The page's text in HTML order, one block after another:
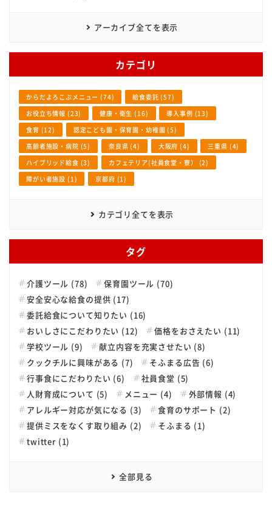
アーカイブ全てを表示
カテゴリ
からだよろこぶメニュー (74)
給食委託 (57)
お役立ち情報 (23)
健康・衛生 (16)
導入事例 (13)
食育 (12)
認定こども園・保育園・幼稚園 (5)
高齢者施設・病院 (5)
奈良県 (4) 大阪府 (4)
三重県 (4)
ハイブリッド給食 (3)
カフェテリア(社員食堂・寮） (2)
障がい者施設 (1)
京都府 (1)
カテゴリ全てを表示
タグ
介護ツール (78)
保育園ツール (70)
安全安心な給食の提供 (17)
委託給食について知りたい (16)
おいしさにこだわりたい (12)
価格をおさえたい (11)
学校ツール (9)
献立内容を充実させたい (8)
クックチルに興味がある (7)
そふまる広告 (6)
行事食にこだわりたい (6)
社員食堂 (5)
人財育成について (5)
メニュー (4)
外部情報 (4)
アレルギー対応が気になる (3)
食育のサポート (2)
提供ミスをなくす取り組み (2)
そふまる (1)
twitter (1)
全部見る